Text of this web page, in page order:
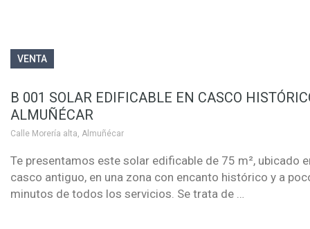
VENTA
B 001 SOLAR EDIFICABLE EN CASCO
ALMUÑÉCAR
Calle Morería alta, Almuñécar
Te presentamos este solar edificable de 75 m², ubicado
casco antiguo, en una zona con encanto histórico y a
minutos de todos los servicios. Se trata de …